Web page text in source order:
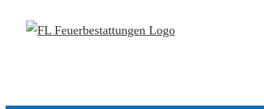
Inhalt